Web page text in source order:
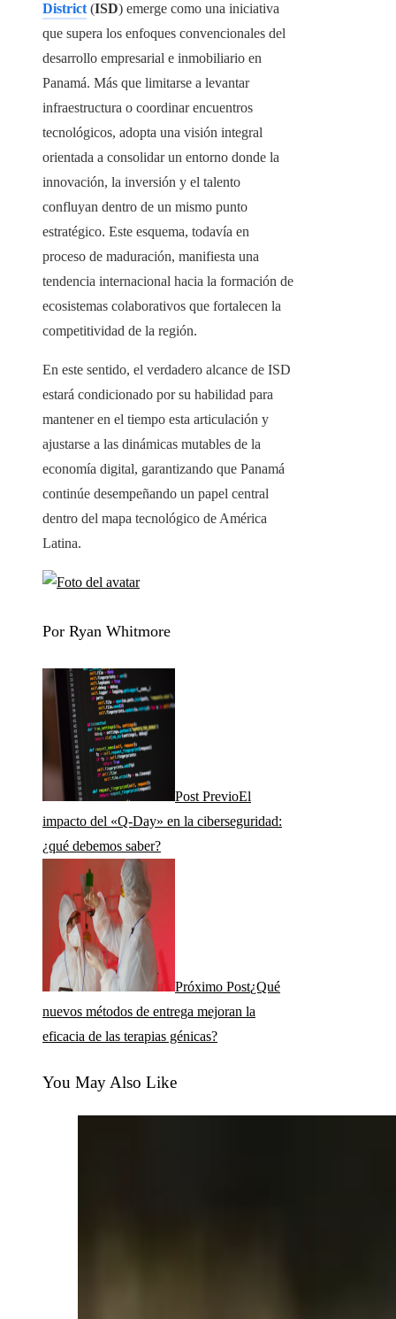
District (ISD) emerge como una iniciativa
que supera los enfoques convencionales del
desarrollo empresarial e inmobiliario en
Panamá. Más que limitarse a levantar
infraestructura o coordinar encuentros
tecnológicos, adopta una visión integral
orientada a consolidar un entorno donde la
innovación, la inversión y el talento
confluyan dentro de un mismo punto
estratégico. Este esquema, todavía en
proceso de maduración, manifiesta una
tendencia internacional hacia la formación de
ecosistemas colaborativos que fortalecen la
competitividad de la región.
En este sentido, el verdadero alcance de ISD
estará condicionado por su habilidad para
mantener en el tiempo esta articulación y
ajustarse a las dinámicas mutables de la
economía digital, garantizando que Panamá
continúe desempeñando un papel central
dentro del mapa tecnológico de América
Latina.
Por Ryan Whitmore
Post PrevioEl
impacto del «Q-Day» en la ciberseguridad:
¿qué debemos saber?
Próximo Post¿Qué
nuevos métodos de entrega mejoran la
eficacia de las terapias génicas?
You May Also Like